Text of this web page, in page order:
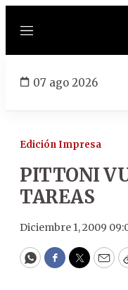
Menú
07 ago 2026
Edición Impresa
PITTONI
TAREAS
Diciembre 1, 2009
WhatsApp
Facebook
Twitter